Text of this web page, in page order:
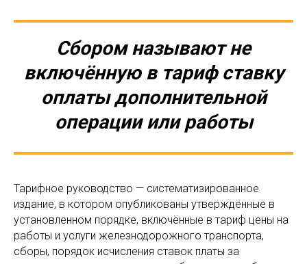
Сбором называют не
включённую в тариф ставку
оплаты дополнительной
операции или работы
Тарифное руководство — систематизированное
издание, в котором опубликованы утверждённые в
установленном порядке, включённые в тариф цены на
работы и услуги железнодорожного транспорта,
сборы, порядок исчисления ставок платы за